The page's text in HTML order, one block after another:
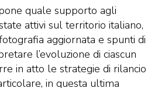
quale supporto agli
attivi sul territorio italiano,
aggiornata e spunti di
l’evoluzione di ciascun
in atto le strategie di rilancio
in questa ultima